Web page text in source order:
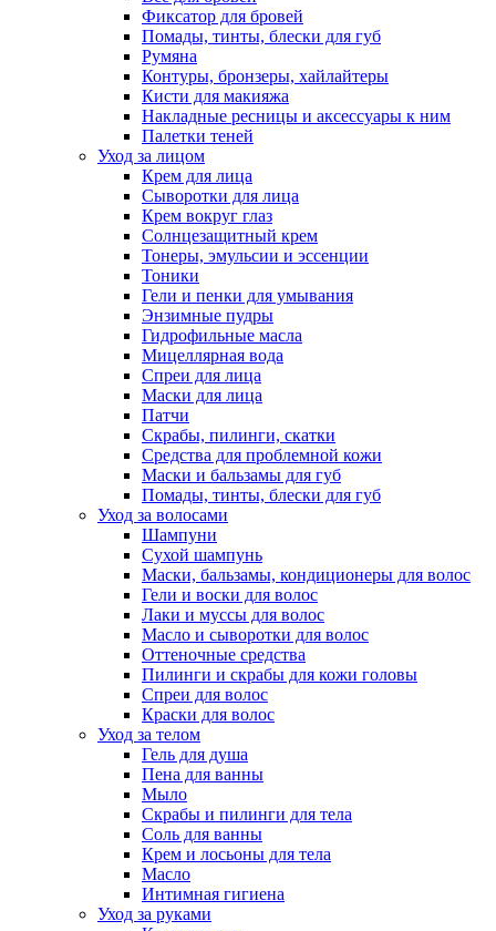
Фиксатор для бровей
Помады, тинты, блески для губ
Румяна
Контуры, бронзеры, хайлайтеры
Кисти для макияжа
Накладные ресницы и аксессуары к ним
Палетки теней
Уход за лицом
Крем для лица
Сыворотки для лица
Крем вокруг глаз
Солнцезащитный крем
Тонеры, эмульсии и эссенции
Тоники
Гели и пенки для умывания
Энзимные пудры
Гидрофильные масла
Мицеллярная вода
Спреи для лица
Маски для лица
Патчи
Скрабы, пилинги, скатки
Средства для проблемной кожи
Маски и бальзамы для губ
Помады, тинты, блески для губ
Уход за волосами
Шампуни
Сухой шампунь
Маски, бальзамы, кондиционеры для волос
Гели и воски для волос
Лаки и муссы для волос
Масло и сыворотки для волос
Оттеночные средства
Пилинги и скрабы для кожи головы
Спреи для волос
Краски для волос
Уход за телом
Гель для душа
Пена для ванны
Мыло
Скрабы и пилинги для тела
Соль для ванны
Крем и лосьоны для тела
Масло
Интимная гигиена
Уход за руками